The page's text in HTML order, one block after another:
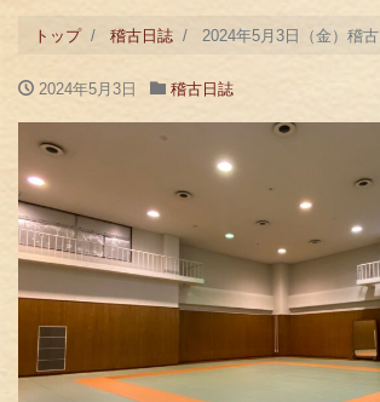
トップ 稽古日誌 2024年5月3日（金）稽古
2024年5月3日 稽古日誌